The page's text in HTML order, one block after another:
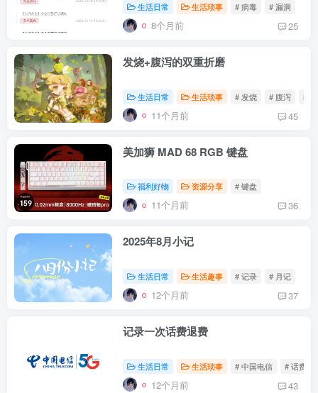
生活日常 生活琐事 # 病毒 # 漏洞
8个月前 25
发烧+腹泻的双重折磨
生活日常 生活琐事 # 发烧 # 腹泻 #
11个月前 45
美加狮 MAD 68 RGB 键盘
福利好物 资源分享 # 键盘
11个月前 36
2025年8月小记
生活日常 生活趣事 # 记录 # 月记
12个月前 37
记录一次话费退费
生活日常 生活琐事 # 中国电信 # 话费
12个月前 43